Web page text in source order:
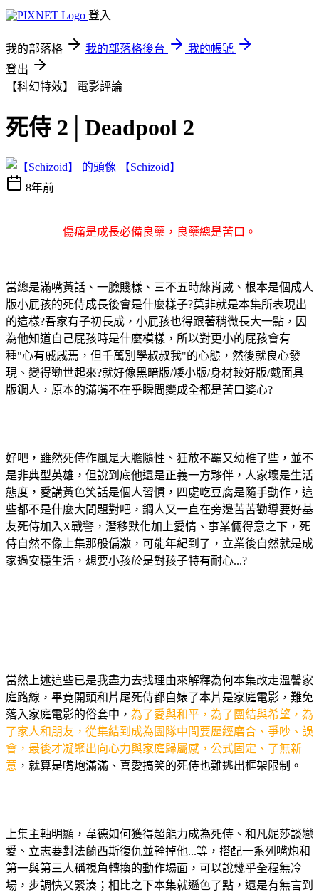
登入
我的部落格 我的部落格後台
我的帳號
登出
【科幻特效】 電影評論
死侍 2│Deadpool 2
【Schizoid】
8年前
傷痛是成長必備良藥，良藥總是苦口。
當總是滿嘴黃話、一臉賤樣、三不五時練肖威、根本是個成人
版小屁孩的死侍成長後會是什麼樣子?莫非就是本集所表現出
的這樣?吾家有子初長成，小屁孩也得跟著稍微長大一點，因
為他知道自己屁孩時是什麼模樣，所以對更小的屁孩會有
種"心有戚戚焉，但千萬別學叔叔我"的心態，然後就良心發
現、變得勸世起來?就好像黑暗版/矮小版/身材較好版/戴面具
版鋼人，原本的滿嘴不在乎瞬間變成全都是苦口婆心?
好吧，雖然死侍作風是大膽隨性、狂放不羈又幼稚了些，並不
是非典型英雄，但說到底他還是正義一方夥伴，人家壞是生活
態度，愛講黃色笑話是個人習慣，四處吃豆腐是隨手動作，這
些都不是什麼大問題對吧，鋼人又一直在旁邊苦苦勸導要好基
友死侍加入X戰警，潛移默化加上愛情、事業倆得意之下，死
侍自然不像上集那般偏激，可能年紀到了，立業後自然就是成
家過安穩生活，想要小孩於是對孩子特有耐心...?
當然上述這些已是我盡力去找理由來解釋為何本集改走溫馨家
庭路線，畢竟開頭和片尾死侍都自婊了本片是家庭電影，難免
落入家庭電影的俗套中， 為了愛與和平，為了團結與希望，為
了家人和朋友，從集結到成為團隊中間要歷經磨合、爭吵、誤
會，最後才凝聚出向心力與家庭歸屬感，公式固定、了無新
意 ，就算是嘴炮滿滿、喜愛搞笑的死侍也難逃出框架限制。
上集主軸明顯，韋德如何獲得超能力成為死侍、和凡妮莎談戀
愛、立志要對法蘭西斯復仇並幹掉他...等，搭配一系列嘴炮和
第一與第三人稱視角轉換的動作場面，可以說幾乎全程無冷
場，步調快又緊湊；相比之下本集就遜色了點，還是有無言到